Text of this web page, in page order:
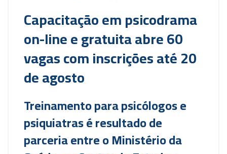
Capacitação em psicodrama
on-line e gratuita abre 60
vagas com inscrições até 20
de agosto
Treinamento para psicólogos e
psiquiatras é resultado de
parceria entre o Ministério da